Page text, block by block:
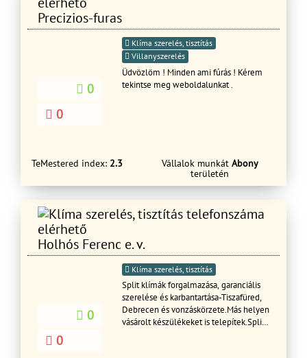
Precizios-furas
0
0
Klíma szerelés, tisztítás
Villanyszerelés
Üdvözlöm ! Minden ami fúrás ! Kérem
tekintse meg weboldalunkat .
TeMestered index: 2.3 Vállalok munkát Abony
területén
Holhós Ferenc e. v.
0
0
Klíma szerelés, tisztítás
Split klímák forgalmazása, garanciális
szerelése és karbantartása-Tiszafüred,
Debrecen és vonzáskörzete.Más helyen
vásárolt készülékeket is telepítek.Split